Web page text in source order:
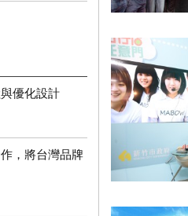
優化設計
，將台灣品牌